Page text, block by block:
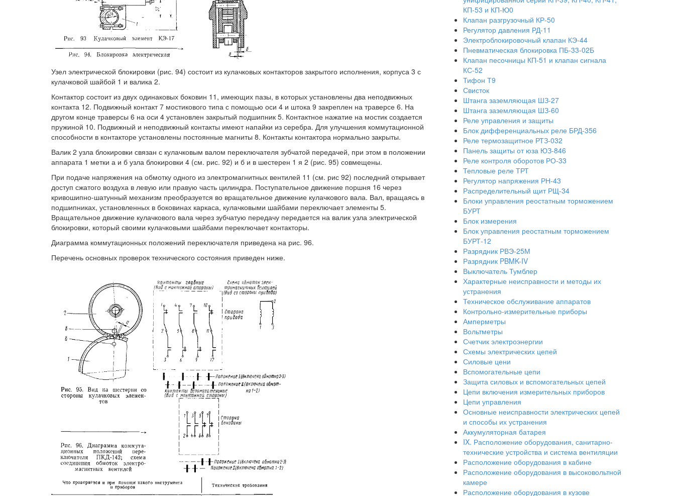
Узел электрической блокировки (рис. 94) состоит из кулачковых контакторов закрытого исполнения, корпуса 3 с
кулачковой шайбой 1 и валика 2.
Контактор состоит из двух одинаковых боковин 11, имеющих пазы, в которых установлены два неподвижных
контакта 12. Подвижный контакт 7 мостикового типа с помощью оси 4 и штока 9 закреплен на траверсе 6. На
другом конце траверсы 6 на оси 4 установлен закрытый подшипник 5. Контактное нажатие на мостик создается
пружиной 10. Подвижный и неподвижный контакты имеют напайки из серебра. Для улучшения коммутационной
способности в контакторе установлены постоянные магниты 8. Контакты контактора нормально закрыты.
Валик 2 узла блокировки связан с кулачковым валом переключателя зубчатой передачей, при этом в положении
аппарата 1 метки а и б узла блокировки 4 (см. рис. 92) и б и в шестерен 1 я 2 (рис. 95) совмещены.
При подаче напряжения на обмотку одного из электромагнитных вентилей 11 (см. рис 92) последний открывает
доступ сжатого воздуха в левую или правую часть цилиндра. Поступательное движение поршня 16 через
кривошипно-шатунный механизм преобразуется во вращательное движение кулачкового вала. Вал, вращаясь в
подшипниках, установленных в боковинах каркаса, кулачковыми шайбами переключает элементы 5.
Вращательное движение кулачкового вала через зубчатую передачу передается на валик узла электрической
блокировки, который своими кулачковыми шайбами переключает контакторы.
Диаграмма коммутационных положений переключателя приведена на рис. 96.
Перечень основных проверок технического состояния приведен ниже.
КП-53 и КП-Ю0
Клапан разгрузочный КР-50
Регулятор давления РД-11
Электроблокировочный клапан КЭ-44
Пневматическая блокировка ПБ-33-02Б
Клапан песочницы КП-51 и клапан сигнала
КС-52
Тифон Т9
Свисток
Штанга заземляющая ШЗ-27
Штанга заземляющая ШЗ-60
Реле управления и защиты
Блок дифференциальных реле БРД-356
Реле термозащитное РТЗ-032
Панель защиты от юза ЮЗ-846
Реле контроля оборотов РО-33
Тепловые реле ТРТ
Регулятор напряжения РН-43
Распределительный щит РЩ-34
Блоки управления реостатным торможением
БУРТ
Блок измерения
Блок управления реостатным торможением
БУРТ-12
Разрядник РВЭ-25М
Разрядник PBMK-IV
Выключатель Тумблер
Характерные неисправности и методы их
устранения
Техническое обслуживание аппаратов
Контрольно-измерительные приборы
Амперметры
Вольтметры
Счетчик электроэнергии
Схемы электрических цепей
Силовые цени
Вспомогательные цепи
Защита силовых и вспомогательных цепей
Цепи включения измерительных приборов
Цепи управления
Основные неисправности электрических цепей
и способы их устранения
Аккумуляторная батарея
IX. Расположение оборудования, санитарно-
технические устройства и система вентиляции
Расположение оборудования в кабине
Расположение оборудования в высоковольтной
камере
Расположение оборудования в кузове